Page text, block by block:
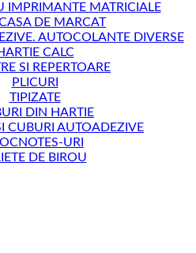
IMPRIMANTE MATRICIALE
DE MARCAT
AUTOCOLANTE DIVERSE
CALC
SI REPERTOARE
PLICURI
TIPIZATE
DIN HARTIE
CUBURI AUTOADEZIVE
URI
DE BIROU